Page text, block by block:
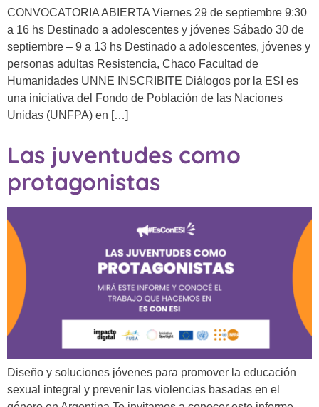
CONVOCATORIA ABIERTA Viernes 29 de septiembre 9:30
a 16 hs Destinado a adolescentes y jóvenes Sábado 30 de
septiembre – 9 a 13 hs Destinado a adolescentes, jóvenes y
personas adultas Resistencia, Chaco Facultad de
Humanidades UNNE INSCRIBITE Diálogos por la ESI es
una iniciativa del Fondo de Población de las Naciones
Unidas (UNFPA) en […]
Las juventudes como
protagonistas
Diseño y soluciones jóvenes para promover la educación
sexual integral y prevenir las violencias basadas en el